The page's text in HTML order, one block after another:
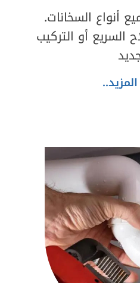
أنواع السخانات.
السريع أو التركيب